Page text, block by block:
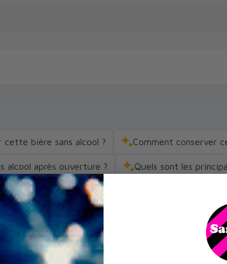
bière sans alcool ? Comment conserver
alcool après ouverture ? Quels sont les
Avis Clients